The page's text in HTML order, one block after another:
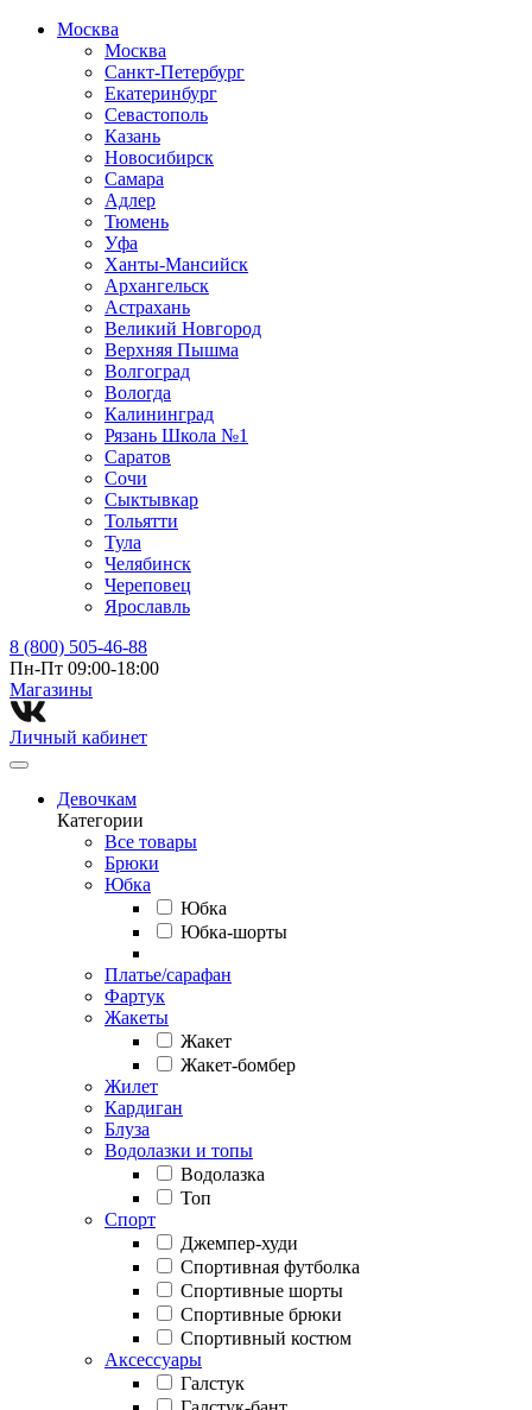
Москва
Москва
Санкт-Петербург
Екатеринбург
Севастополь
Казань
Новосибирск
Самара
Адлер
Тюмень
Уфа
Ханты-Мансийск
Архангельск
Астрахань
Великий Новгород
Верхняя Пышма
Волгоград
Вологда
Калининград
Рязань Школа №1
Саратов
Сочи
Сыктывкар
Тольятти
Тула
Челябинск
Череповец
Ярославль
8 (800) 505-46-88
Пн-Пт 09:00-18:00
Магазины⁠
Личный кабинет
Девочкам
Категории
Все товары
Брюки
Юбка
Юбка
Юбка-шорты
Платье/сарафан
Фартук
Жакеты
Жакет
Жакет-бомбер
Жилет
Кардиган
Блуза
Водолазки и топы
Водолазка
Топ
Спорт
Джемпер-худи
Спортивная футболка
Спортивные шорты
Спортивные брюки
Спортивный костюм
Аксессуары
Галстук